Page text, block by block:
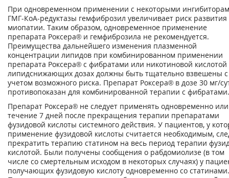
При одновременном применении с некоторыми
ГМГ-КоА-редуктазы гемфиброзил увеличивает риск развития
миопатии. Таким образом, одновременное применение
препарата Роксера® и гемфиброзила не рекомендуется.
Преимущества дальнейшего изменения плазменной
концентрации липидов при комбинированном применении
препарата Роксера® с фибратами или никотиновой кислотой
липидснижающих дозах должны быть тщательно взвешены с
учетом возможного риска. Препарат Роксера® в дозе 30 мг/
противопоказан для комбинированной терапии с фибратами.
Препарат Роксера® не следует применять одновременно
течение 7 дней после прекращения терапии препаратами
фузидовой кислоты системного действия. У пациентов, у
применение фузидовой кислоты считается необходимым,
прекратить терапию статином на весь период терапии
кислотой. Были получены сообщения о рабдомиолизе (в том
числе со смертельным исходом в некоторых случаях) у
получающих фузидовую кислоту одновременно со статинами.